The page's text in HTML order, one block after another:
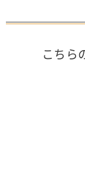
こちら